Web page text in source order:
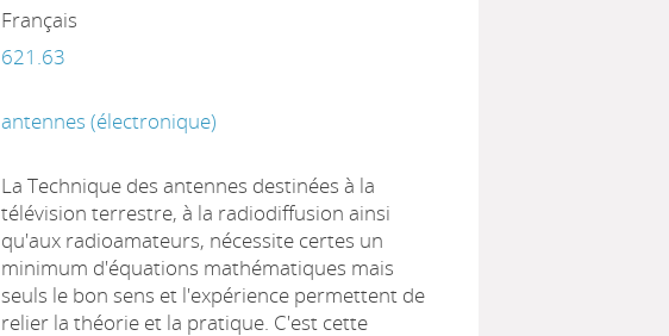
Français
621.63
antennes (électronique)
La Technique des antennes destinées à la
télévision terrestre, à la radiodiffusion ainsi
qu'aux radioamateurs, nécessite certes un
minimum d'équations mathématiques mais
seuls le bon sens et l'expérience permettent de
relier la théorie et la pratique. C'est cette